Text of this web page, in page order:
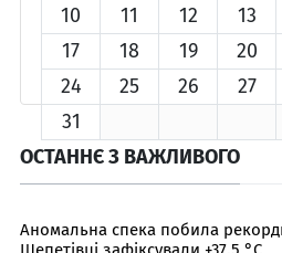
10
11 12 13
17
18 19 20
24
25 26 27
31
ОСТАННЄ З ВАЖЛИВОГО
Аномальна спека побила